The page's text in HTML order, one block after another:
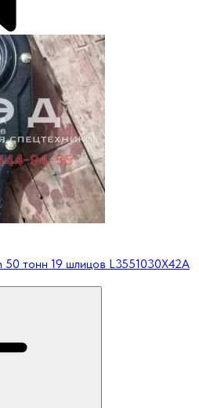
тонн 19 шлицов L3551030X42A